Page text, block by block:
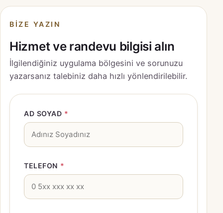
BIZE YAZIN
Hizmet ve randevu bilgisi alın
İlgilendiğiniz uygulama bölgesini ve sorunuzu
yazarsanız talebiniz daha hızlı yönlendirilebilir.
AD SOYAD *
TELEFON *